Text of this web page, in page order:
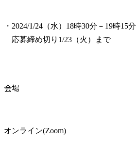
・2024/1/24（水）18時30分－19時15分
応募締め切り1/23（火）まで
会場
オンライン(Zoom)